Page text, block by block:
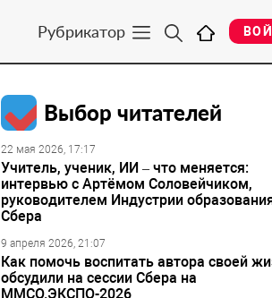
Рубрикатор
Выбор читателей
22 мая 2026, 17:17
Учитель, ученик, ИИ – что меняется:
интервью с Артёмом Соловейчиком,
руководителем Индустрии
Сбера
9 апреля 2026, 21:07
Как помочь воспитать автора своей
обсудили на сессии Сбера на
ММСО.ЭКСПО-2026